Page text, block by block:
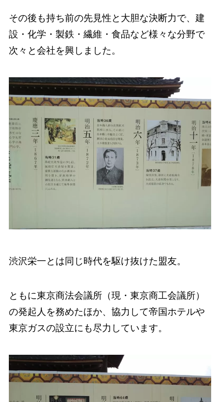
その後も持ち前の先見性と大胆な決断力で、建
設・化学・製鉄・繊維・食品など様々な分野で
次々と会社を興しました。
渋沢栄一とは同じ時代を駆け抜けた盟友。
ともに東京商法会議所（現・東京商工会議所）
の発起人を務めたほか、協力して帝国ホテルや
東京ガスの設立にも尽力しています。